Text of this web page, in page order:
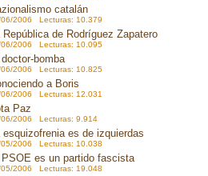
catalán
06/2006 Lecturas: 10.379
República de Rodríguez Zapatero
06/2006 Lecturas: 10.095
doctor-bomba
2006 Lecturas: 10.825
a Boris
2006 Lecturas: 12.031
Paz
2006 Lecturas: 9.914
esquizofrenia es de izquierdas
2006 Lecturas: 10.038
PSOE es un partido fascista
2006 Lecturas: 19.048